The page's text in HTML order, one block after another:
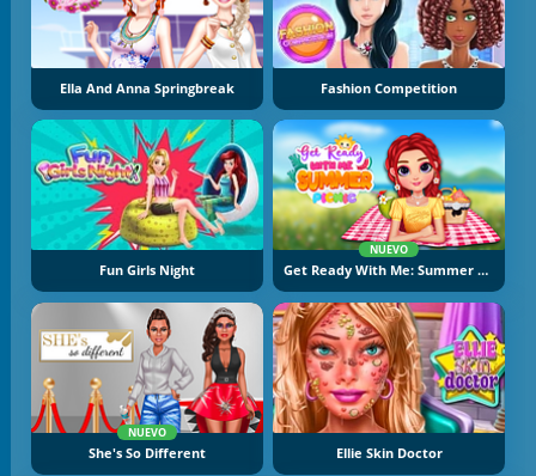
Ella And Anna Springbreak Fashion Competition
Fun Girls Night
NUEVO
Get Ready With Me: Summer Picnic
NUEVO
She's So Different Ellie Skin Doctor